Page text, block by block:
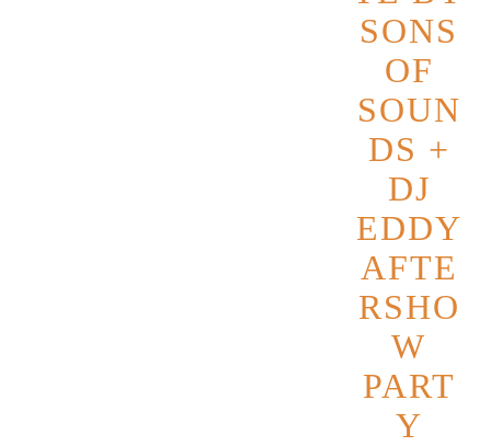
SONS
OF
SOUN
DS +
DJ
EDDY
AFTE
RSHO
W
PART
Y